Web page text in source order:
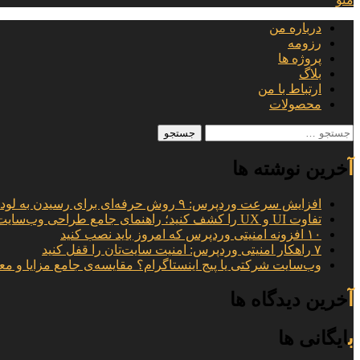
درباره من
رزومه
پروژه ها
بلاگ
ارتباط با من
محصولات
جستجو
آخرین نوشته ها
افزایش سرعت وردپرس: ۹ روش حرفه‌ای برای رسیدن به لود ۱ ثانیه
تفاوت UI و UX را کشف کنید؛ راهنمای جامع طراحی وب‌سایت
۱۰ افزونه امنیتی وردپرس که امروز باید نصب کنید
۷ راهکار امنیتی وردپرس: امنیت سایت‌تان را قفل کنید
وب‌سایت شرکتی یا پیج اینستاگرام؟ مقایسه‌ی جامع مزایا و
آخرین دیدگاه ها
بایگانی ها